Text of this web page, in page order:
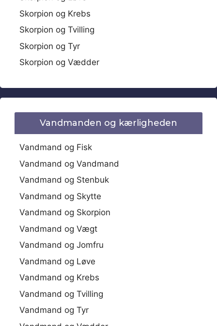
Skorpion og Krebs
Skorpion og Tvilling
Skorpion og Tyr
Skorpion og Vædder
Vandmanden og kærligheden
Vandmand og Fisk
Vandmand og Vandmand
Vandmand og Stenbuk
Vandmand og Skytte
Vandmand og Skorpion
Vandmand og Vægt
Vandmand og Jomfru
Vandmand og Løve
Vandmand og Krebs
Vandmand og Tvilling
Vandmand og Tyr